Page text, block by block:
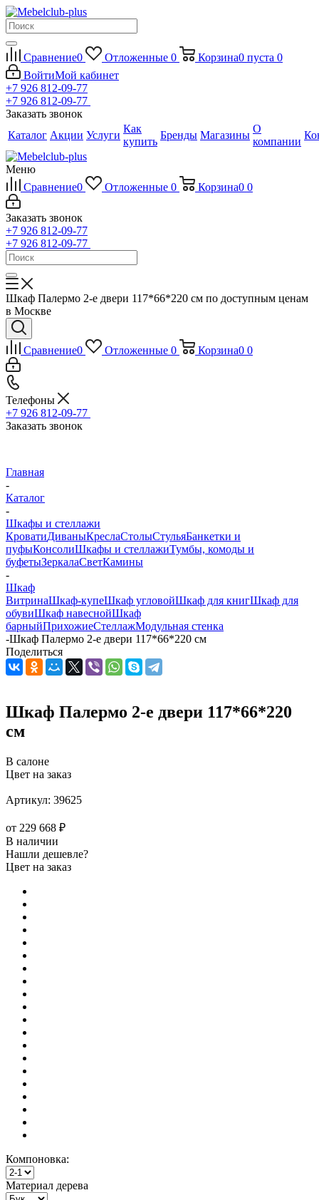
Сравнение0 Отложенные 0 Корзина0 пуста 0
ВойтиМой кабинет
+7 926 812-09-77
+7 926 812-09-77
Заказать звонок
Каталог Акции Услуги
Как
купить
Бренды Магазины
О
компании
Меню
Сравнение0 Отложенные 0 Корзина0 0
Заказать звонок
+7 926 812-09-77
+7 926 812-09-77
Шкаф Палермо 2-е двери 117*66*220 см по доступным ценам
в Москве
Сравнение0 Отложенные 0 Корзина0 0
Телефоны
+7 926 812-09-77
Заказать звонок
Главная
-
Каталог
-
Шкафы и стеллажи
КроватиДиваныКреслаСтолыСтульяБанкетки и
пуфыКонсолиШкафы и стеллажиТумбы, комоды и
буфетыЗеркалаСветКамины
-
Шкаф
ВитринаШкаф-купеШкаф угловойШкаф для книгШкаф для
обувиШкаф навеснойШкаф
барныйПрихожиеСтеллажМодульная стенка
-Шкаф Палермо 2-е двери 117*66*220 см
Поделиться
Шкаф Палермо 2-е двери 117*66*220
см
В салоне
Цвет на заказ
Артикул: 39625
от 229 668 ₽
В наличии
Нашли дешевле?
Цвет на заказ
Компоновка:
Материал дерева